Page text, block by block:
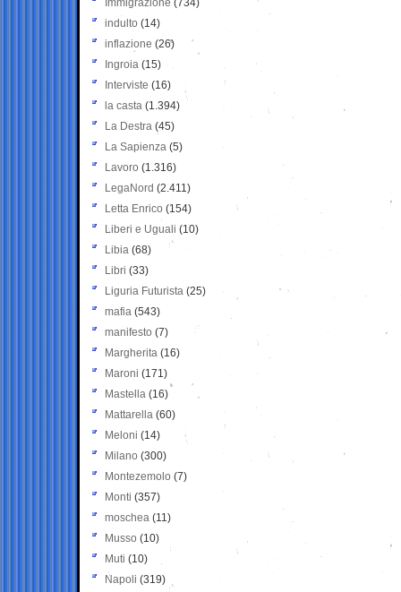
Immigrazione (734)
indulto (14)
inflazione (26)
Ingroia (15)
Interviste (16)
la casta (1.394)
La Destra (45)
La Sapienza (5)
Lavoro (1.316)
LegaNord (2.411)
Letta Enrico (154)
Liberi e Uguali (10)
Libia (68)
Libri (33)
Liguria Futurista (25)
mafia (543)
manifesto (7)
Margherita (16)
Maroni (171)
Mastella (16)
Mattarella (60)
Meloni (14)
Milano (300)
Montezemolo (7)
Monti (357)
moschea (11)
Musso (10)
Muti (10)
Napoli (319)